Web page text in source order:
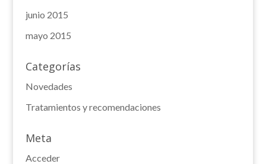
junio 2015
mayo 2015
Categorías
Novedades
Tratamientos y recomendaciones
Meta
Acceder